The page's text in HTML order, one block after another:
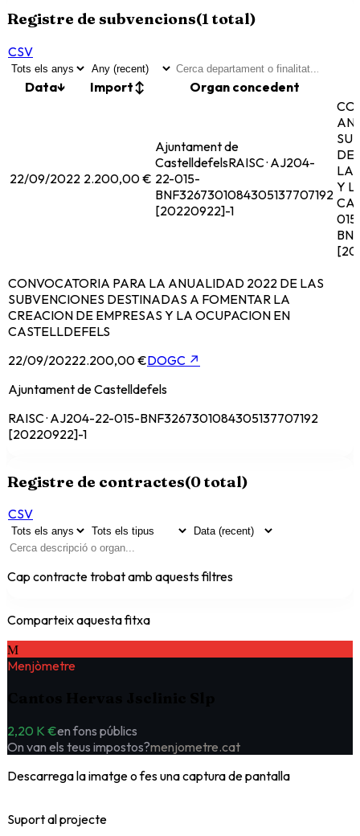
Registre de subvencions(1total)
CSV
Data↓ Import↕ Organ concedent
22/09/2022 2.200,00 €
Ajuntament de
CastelldefelsRAISC · AJ204-
22-015-
BNF3267301084305137707192
[20220922]-1
LA
Y
CONVOCATORIA PARA LA ANUALIDAD 2022 DE LAS
SUBVENCIONES DESTINADAS A FOMENTAR LA
CREACION DE EMPRESAS Y LA OCUPACION EN
CASTELLDEFELS
22/09/20222.200,00 €DOGC ↗
Ajuntament de Castelldefels
RAISC · AJ204-22-015-BNF3267301084305137707192
[20220922]-1
Registre de contractes(0total)
CSV
Cap contracte trobat amb aquests filtres
Comparteix aquesta fitxa
M
Menjòmetre
2,20 K €en fons públics
On van els teus impostos?menjometre.cat
Descarrega la imatge o fes una captura de pantalla
Suport al projecte